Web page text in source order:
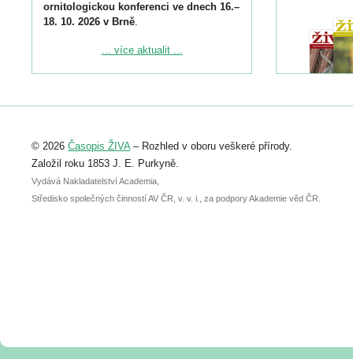
ornitologickou konferenci ve dnech 16.–
18. 10. 2026 v Brně.
Podrobnější informace ke konferenci
Registrovat se můžete do 6. září.
abstraktu přihlášené přednášky nebo
posteru je už 30. června.
... více aktualit ...
© 2026 Časopis ŽIVA– Rozhled v oboru veškeré přírody.
Založil roku 1853 J. E. Purkyně.
Vydává Nakladatelství Academia,
Středisko společných činností AV ČR, v. v. i., za podpory Akademie věd ČR.